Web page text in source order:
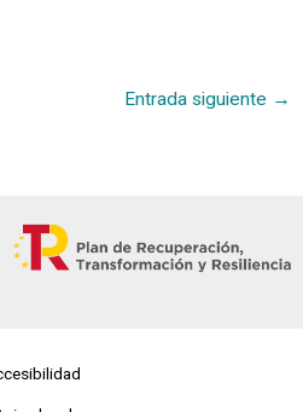
Entrada siguiente →